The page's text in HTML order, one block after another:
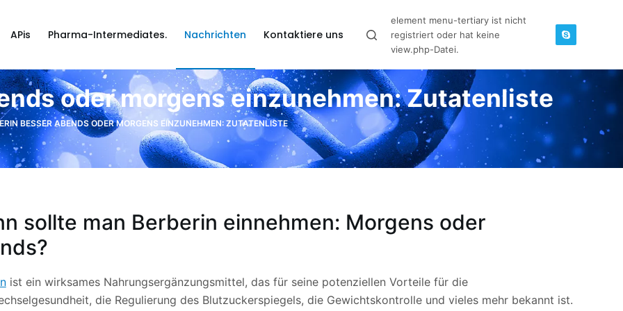
APis Pharma-Intermediates. Nachrichten Kontaktiere uns
element menu-tertiary ist nicht
registriert oder hat keine
view.php-Datei.
oder morgens einzunehmen: Zutatenliste
BESSER ABENDS ODER MORGENS EINZUNEHMEN: ZUTATENLISTE
sollte man Berberin einnehmen: Morgens oder
ist ein wirksames Nahrungsergänzungsmittel, das für seine potenziellen Vorteile für die
die Regulierung des Blutzuckerspiegels, die Gewichtskontrolle und vieles mehr bekannt ist.